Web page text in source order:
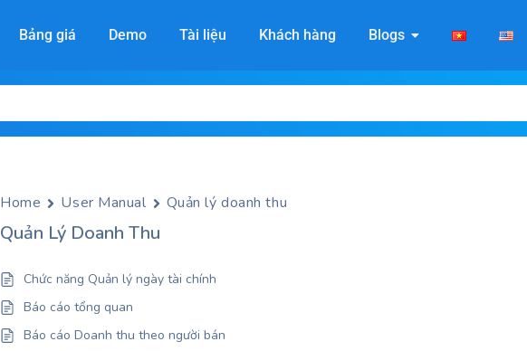
Bảng giá Demo Tài liệu Khách hàng Blogs
Home User Manual Quản lý doanh thu
Quản Lý Doanh Thu
Chức năng Quản lý ngày tài chính
Báo cáo tổng quan
Báo cáo Doanh thu theo người bán